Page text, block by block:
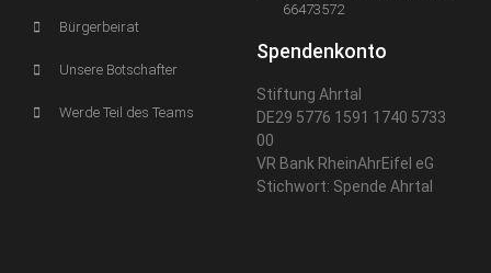
Bürgerbeirat
Unsere Botschafter
Werde Teil des Teams
66473572
Spendenkonto
Stiftung Ahrtal
DE29 5776 1591 1740 5733
00
VR Bank RheinAhrEifel eG
Stichwort: Spende Ahrtal